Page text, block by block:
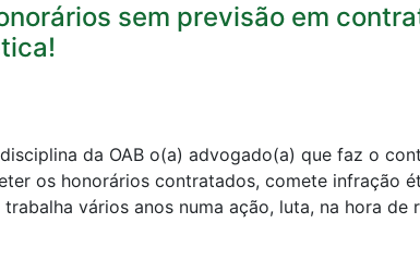
sem previsão em
da OAB o(a) advogado(a) que faz o
os honorários contratados, comete infração
vários anos numa ação, luta, na hora de